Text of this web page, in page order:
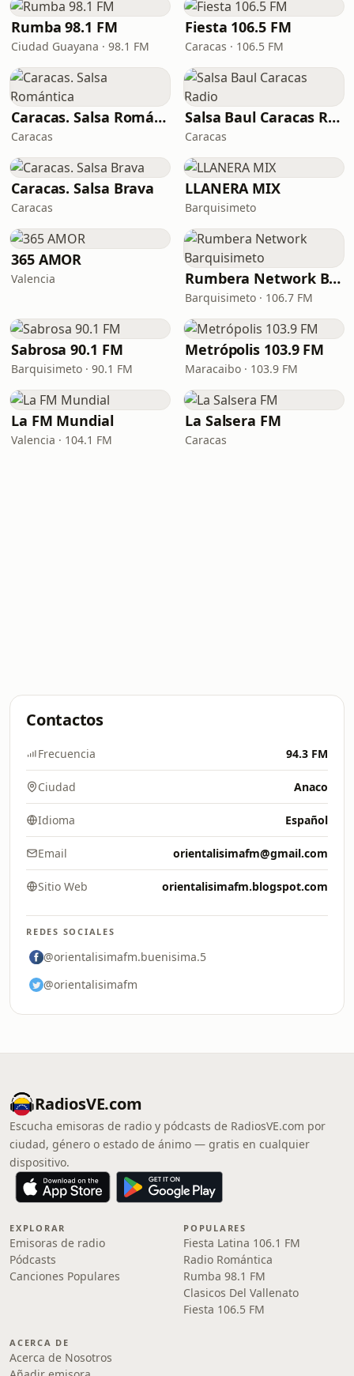
Rumba 98.1 FM
Ciudad Guayana · 98.1 FM
Fiesta 106.5 FM
Caracas · 106.5 FM
Caracas. Salsa Romántica
Caracas
Salsa Baul Caracas Radio
Caracas
Caracas. Salsa Brava
Caracas
LLANERA MIX
Barquisimeto
365 AMOR
Valencia Rumbera Network Barquisimeto
Barquisimeto · 106.7 FM
Sabrosa 90.1 FM
Barquisimeto · 90.1 FM
Metrópolis 103.9 FM
Maracaibo · 103.9 FM
La FM Mundial
Valencia · 104.1 FM
La Salsera FM
Caracas
Contactos
Frecuencia 94.3 FM
Ciudad Anaco
Idioma Español
Email orientalisimafm@gmail.com
Sitio Web orientalisimafm.blogspot.com
REDES SOCIALES
@orientalisimafm.buenisima.5
@orientalisimafm
RadiosVE.com
Escucha emisoras de radio y pódcasts de RadiosVE.com por
ciudad, género o estado de ánimo — gratis en cualquier
dispositivo.
EXPLORAR
Emisoras de radio
Pódcasts
Canciones Populares
POPULARES
Fiesta Latina 106.1 FM
Radio Romántica
Rumba 98.1 FM
Clasicos Del Vallenato
Fiesta 106.5 FM
ACERCA DE
Acerca de Nosotros